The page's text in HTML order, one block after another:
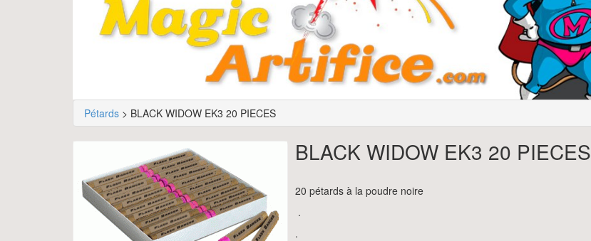
Pétards > BLACK WIDOW EK3 20 PIECES
BLACK WIDOW EK3 20 PIECES
20 pétards à la poudre noire
.
.